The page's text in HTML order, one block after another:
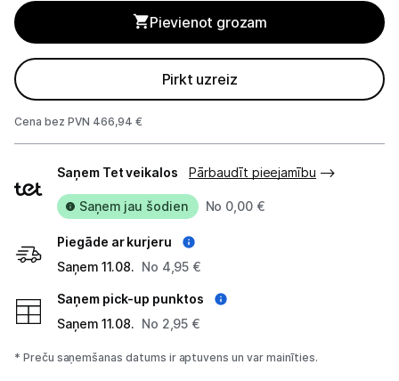
Termosi un termokrūzes
Mazā virtuves tehnika
Klimata iekārtas
Apģērbu kopšana
Sports un atpūta
Ražotāju atjaunota tehnika
Vēlmju saraksts
Blogs
Pievienot grozam
Pirkt uzreiz
Cena bez PVN 466,94 €
veidi
Saņem Tet veikalos Pārbaudīt pieejamību
Saņem jau šodien No 0,00 €
Piegāde ar kurjeru
Saņem 11.08. No 4,95 €
Saņem pick-up punktos
Saņem 11.08. No 2,95 €
* Preču saņemšanas datums ir aptuvens un var mainīties.